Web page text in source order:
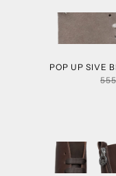
POP UP SIVE